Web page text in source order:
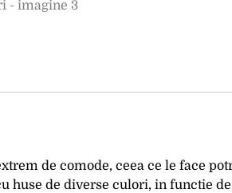
de comode, ceea ce le face
huse de diverse culori, in functie